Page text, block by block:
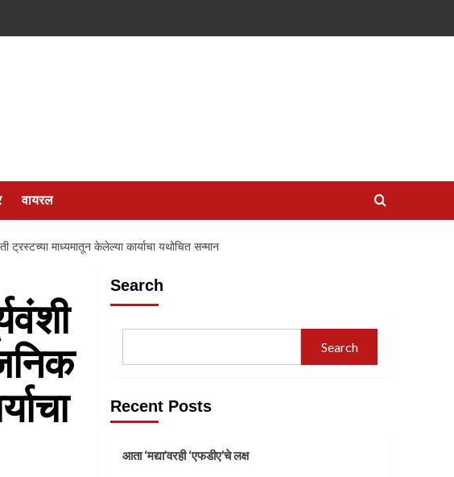
वायरल
माध्यमातून केलेल्या कार्याचा यथोचित सन्मान
Search
Search
Recent Posts
आता ‘मद्या’वरही ‘एफडीए’चे लक्ष